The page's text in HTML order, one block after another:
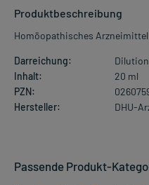
Produktbeschreibung
Homöopathisches
Darreichung:
Dilution
Inhalt:
20 ml
PZN:
Hersteller:
DHU-
Passende Produkt-